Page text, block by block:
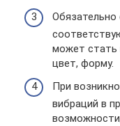
Обязательно
может стать
цвет, форму.
При
вибраций в